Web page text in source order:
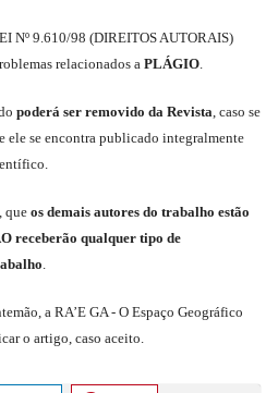
Nº 9.610/98 (DIREITOS AUTORAIS)
relacionados a PLÁGIO.
poderá ser removido da Revista,caso se
elese encontra publicado integralmente
que os demais autores do trabalho estão
receberão qualquer tipo de
.
a RA’E GA - O Espaço Geográfico
o artigo, caso aceito.